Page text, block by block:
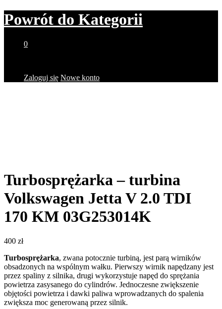
Powrót do Kategorii
0
Zaloguj się Nowe konto
Turbosprężarka – turbina
Volkswagen Jetta V 2.0 TDI
170 KM 03G253014K
400 zł
Turbosprężarka, zwana potocznie turbiną, jest parą wirników
obsadzonych na wspólnym wałku. Pierwszy wirnik napędzany jest
przez spaliny z silnika, drugi wykorzystuje napęd do sprężania
powietrza zasysanego do cylindrów. Jednoczesne zwiększenie
objętości powietrza i dawki paliwa wprowadzanych do spalenia
zwiększa moc generowaną przez silnik.